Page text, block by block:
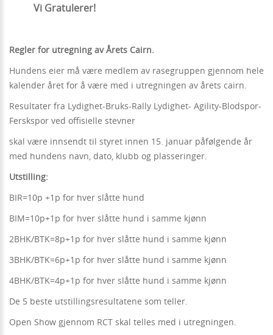
Vi Gratulerer!
Regler for utregning av Årets Cairn.
Hundens eier må være medlem av rasegruppen gjennom hele
kalender året for å være med i utregningen av årets cairn.
Resultater fra Lydighet-Bruks-Rally Lydighet- Agility-Blodspor-
Ferskspor ved offisielle stevner
skal være innsendt til styret innen 15. januar påfølgende år
med hundens navn, dato, klubb og plasseringer.
Utstilling:
BIR=10p +1p for hver slåtte hund
BIM=10p+1p for hver slåtte hund i samme kjønn
2BHK/BTK=8p+1p for hver slåtte hund i samme kjønn
3BHK/BTK=6p+1p for hver slåtte hund i samme kjønn
4BHK/BTK=4p+1p for hver slåtte hund i samme kjønn
De 5 beste utstillingsresultatene som teller.
Open Show gjennom RCT skal telles med i utregningen.